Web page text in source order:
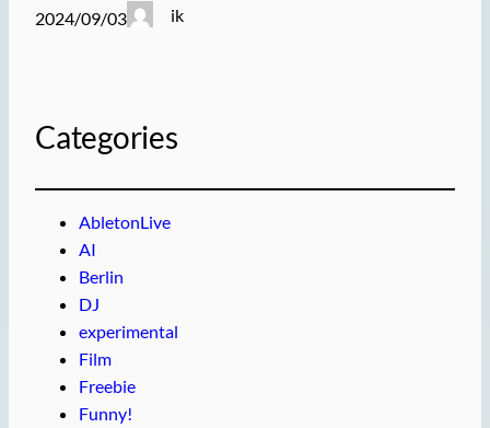
2024/09/03 ik
Categories
AbletonLive
AI
Berlin
DJ
experimental
Film
Freebie
Funny!